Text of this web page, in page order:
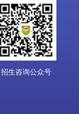
招生咨询公众号